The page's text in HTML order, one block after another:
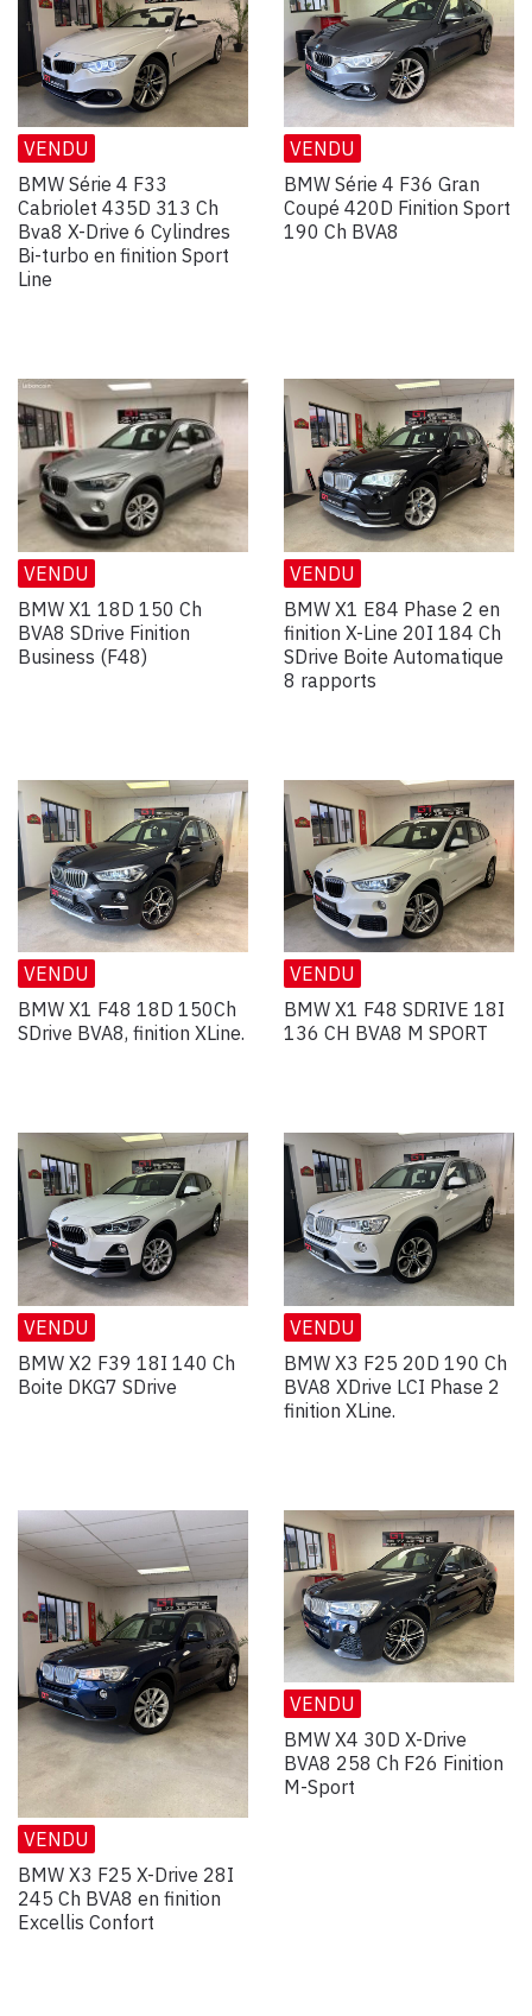
VENDU
BMW Série 4 F33
Cabriolet 435D 313 Ch
Bva8 X-Drive 6 Cylindres
Bi-turbo en finition Sport
Line
VENDU
BMW Série 4 F36 Gran
Coupé 420D Finition Sport
190 Ch BVA8
VENDU
BMW X1 18D 150 Ch
BVA8 SDrive Finition
Business (F48)
VENDU
BMW X1 E84 Phase 2 en
finition X-Line 20I 184 Ch
SDrive Boite Automatique
8 rapports
VENDU
BMW X1 F48 18D 150Ch
SDrive BVA8, finition XLine.
VENDU
BMW X1 F48 SDRIVE 18I
136 CH BVA8 M SPORT
VENDU
BMW X2 F39 18I 140 Ch
Boite DKG7 SDrive
VENDU
BMW X3 F25 20D 190 Ch
BVA8 XDrive LCI Phase 2
finition XLine.
VENDU
BMW X3 F25 X-Drive 28I
245 Ch BVA8 en finition
Excellis Confort
VENDU
BMW X4 30D X-Drive
BVA8 258 Ch F26 Finition
M-Sport